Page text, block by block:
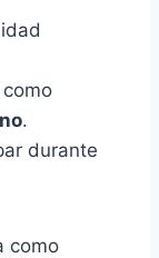
.
durante
como